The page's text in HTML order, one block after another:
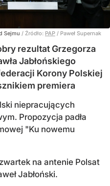
Sejmu / Źródło: PAP / Paweł Supernak
rezultat Grzegorza
Jabłońskiego
Korony Polskiej
premiera
niepracujących
Propozycja padła
"Ku nowemu
na antenie Polsat
Jabłoński.